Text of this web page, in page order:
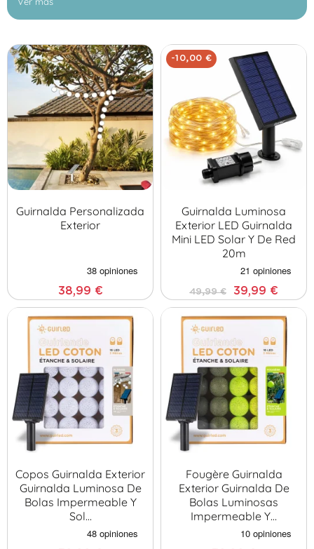
lugar al aire libre. Sumérgete en nuestra selección y deja que tus
exteriores brillen con Guirled.
Guirnalda Personalizada
Exterior
38,99 €
-10,00 €
Guirnalda Luminosa
Exterior LED Guirnalda
Mini LED Solar Y De Red
20m
49,99 € 39,99 €
Copos Guirnalda Exterior
Guirnalda Luminosa De
Bolas Impermeable Y
Sol…
Fougère Guirnalda
Exterior Guirnalda De
Bolas Luminosas
Impermeable Y…